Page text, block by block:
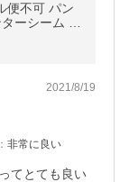
不可 パン
ーシーム ジ
エストゴム
2021/8/19
： 非常に良い
てとても良い